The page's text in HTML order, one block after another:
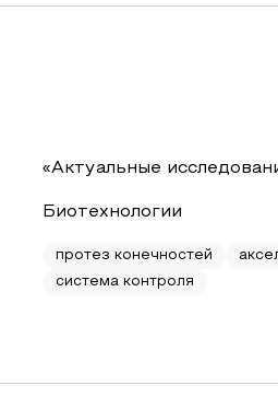
«Актуальные
Биотехнологии
протез конечностей
система контроля